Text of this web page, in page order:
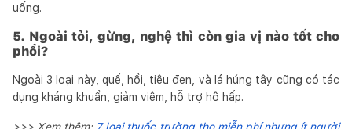
uống.
5. Ngoài tỏi, gừng, nghệ thì còn gia vị nào tốt cho
phổi?
Ngoài 3 loại này, quế, hồi, tiêu đen, và lá húng tây cũng có tác
dụng kháng khuẩn, giảm viêm, hỗ trợ hô hấp.